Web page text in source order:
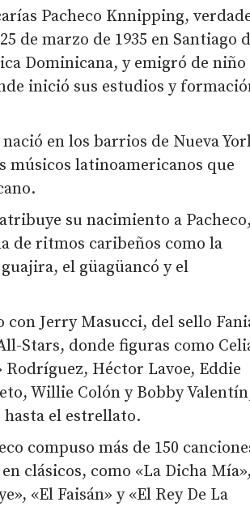
Pacheco Knnipping,
de marzo de 1935 en Santiago
Dominicana, y emigró de niño
inició sus estudios y
en los barrios de Nueva
músicos latinoamericanos que
su nacimiento a Pacheco,
de ritmos caribeños como la
el güagüancó y el
Jerry Masucci, del sello
Stars, donde figuras como
Rodríguez, Héctor Lavoe, Eddie
Willie Colón y Bobby
el estrellato.
compuso más de 150
clásicos, como «La Dicha Mía»,
«El Faisán» y «El Rey De La